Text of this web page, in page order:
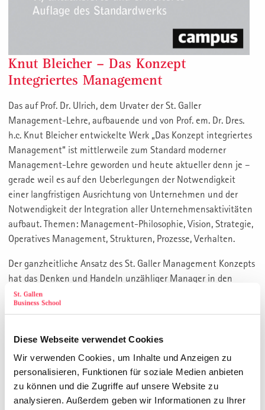
Diese Webseite verwendet Cookies
Wir verwenden Cookies, um Inhalte und Anzeigen zu
personalisieren, Funktionen für soziale Medien anbieten
zu können und die Zugriffe auf unsere Website zu
analysieren. Außerdem geben wir Informationen zu Ihrer
Knut Bleicher – Das Konzept
Integriertes Management
Das auf Prof. Dr. Ulrich, dem Urvater der St. Galler
Management-Lehre, aufbauende und von Prof. em. Dr. Dres.
h.c. Knut Bleicher entwickelte Werk „Das Konzept integriertes
Management“ ist mittlerweile zum Standard moderner
Management-Lehre geworden und heute aktueller denn je –
gerade weil es auf den Ueberlegungen der Notwendigkeit
einer langfristigen Ausrichtung von Unternehmen und der
Notwendigkeit der Integration aller Unternehmensaktivitäten
aufbaut. Themen: Management-Philosophie, Vision, Strategie,
Operatives Management, Strukturen, Prozesse, Verhalten.
Der ganzheitliche Ansatz des St. Galler Management Konzepts
hat das Denken und Handeln unzähliger Manager in den
letzten 25 Jahren nachhaltig beeinflusst. In Europas
Standardwerk der Managementlehre finden Führungskräfte
Unternehmung. Der Erfolg Knut Bleichers Lebenswerk zeichnet
sich vor allem dadurch aus, dass komplexes Wissen in hohen
Lesernutzen transformiert wird.
Die 9. aktualisierte Auflage führt den Leser jetzt mit dem St.
Galler Wissensnavigator von Christian Abegglen beim